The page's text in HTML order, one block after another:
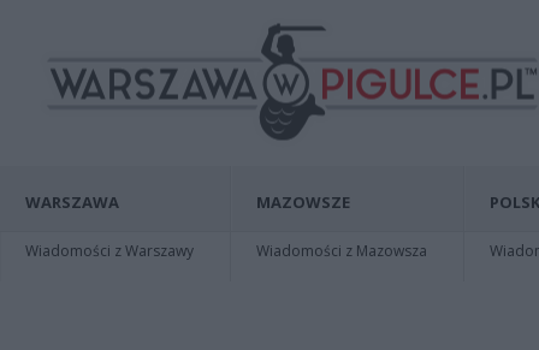
WARSZAWA
Wiadomości z Warszawy
MAZOWSZE
Wiadomości z Mazowsza